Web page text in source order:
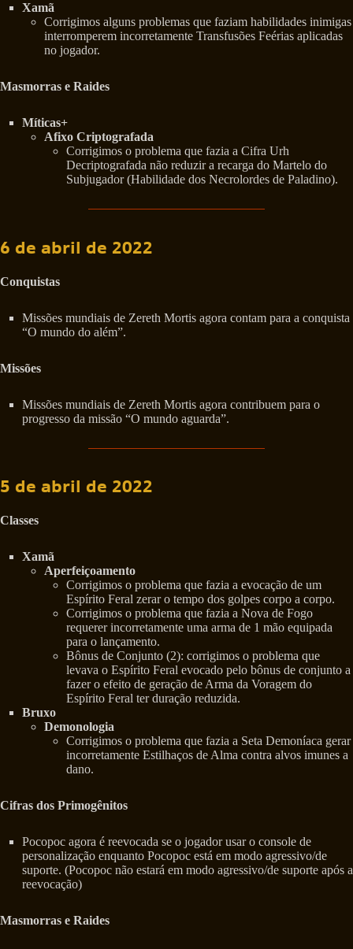
Xamã
Corrigimos alguns problemas que faziam habilidades inimigas
interromperem incorretamente Transfusões Feérias aplicadas
no jogador.
Masmorras e Raides
Míticas+
Afixo Criptografada
Corrigimos o problema que fazia a Cifra Urh
Decriptografada não reduzir a recarga do Martelo do
Subjugador (Habilidade dos Necrolordes de Paladino).
6 de abril de 2022
Conquistas
Missões mundiais de Zereth Mortis agora contam para a conquista
“O mundo do além”.
Missões
Missões mundiais de Zereth Mortis agora contribuem para o
progresso da missão “O mundo aguarda”.
5 de abril de 2022
Classes
Xamã
Aperfeiçoamento
Corrigimos o problema que fazia a evocação de um
Espírito Feral zerar o tempo dos golpes corpo a corpo.
Corrigimos o problema que fazia a Nova de Fogo
requerer incorretamente uma arma de 1 mão equipada
para o lançamento.
Bônus de Conjunto (2): corrigimos o problema que
levava o Espírito Feral evocado pelo bônus de conjunto a
fazer o efeito de geração de Arma da Voragem do
Espírito Feral ter duração reduzida.
Bruxo
Demonologia
Corrigimos o problema que fazia a Seta Demoníaca gerar
incorretamente Estilhaços de Alma contra alvos imunes a
dano.
Cifras dos Primogênitos
Pocopoc agora é reevocada se o jogador usar o console de
personalização enquanto Pocopoc está em modo agressivo/de
suporte. (Pocopoc não estará em modo agressivo/de suporte após a
reevocação)
Masmorras e Raides